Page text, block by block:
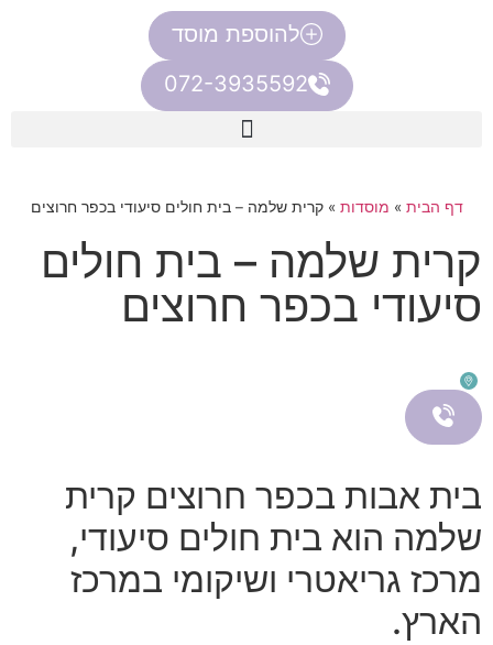
להוספת מוסד
072-3935592
דף הבית » מוסדות »קרית שלמה – בית חולים סיעודי בכפר חרוצים
קרית שלמה – בית חולים
סיעודי בכפר חרוצים
בית אבות בכפר חרוצים קרית
שלמה הוא בית חולים סיעודי,
מרכז גריאטרי ושיקומי במרכז
הארץ.